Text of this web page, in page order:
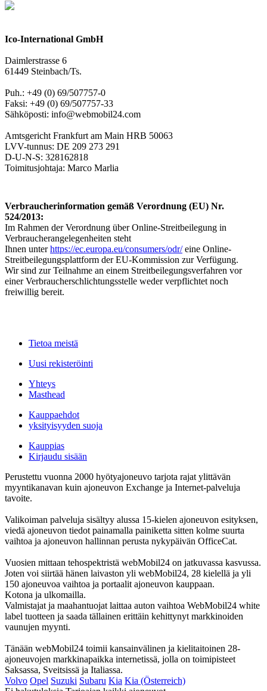
Ico-International GmbH
Daimlerstrasse 6
61449 Steinbach/Ts.
Puh.: +49 (0) 69/507757-0
Faksi: +49 (0) 69/507757-33
Sähköposti: info@webmobil24.com
Amtsgericht Frankfurt am Main HRB 50063
LVV-tunnus: DE 209 273 291
D-U-N-S: 328162818
Toimitusjohtaja: Marco Marlia
Verbraucherinformation gemäß Verordnung (EU) Nr.
524/2013:
Im Rahmen der Verordnung über Online-Streitbeilegung in
Verbraucherangelegenheiten steht
Ihnen unterhttps://ec.europa.eu/consumers/odr/eine Online-
Streitbeilegungsplattform der EU-Kommission zur Verfügung.
Wir sind zur Teilnahme an einem Streitbeilegungsverfahren vor
einer Verbraucherschlichtungsstelle weder verpflichtet noch
freiwillig bereit.
Tietoa meistä
Uusi rekisteröinti
Yhteys
Masthead
Kauppaehdot
yksityisyyden suoja
Kauppias
Kirjaudu sisään
Perustettu vuonna 2000 hyötyajoneuvo tarjota rajat ylittävän
myyntikanavan kuin ajoneuvon Exchange ja Internet-palveluja
tavoite.
Valikoiman palveluja sisältyy alussa 15-kielen ajoneuvon esityksen,
viedä ajoneuvon tiedot painamalla painiketta sitten kolme suurta
vaihtoa ja ajoneuvon hallinnan perusta nykypäivän OfficeCat.
Vuosien mittaan tehospektristä webMobil24 on jatkuvassa kasvussa.
Joten voi siirtää hänen laivaston yli webMobil24, 28 kielellä ja yli
150 ajoneuvoa vaihtoa ja portaalit ajoneuvon kauppaan.
Kotona ja ulkomailla.
Valmistajat ja maahantuojat laittaa auton vaihtoa WebMobil24 white
label tuotteen ja saada tällainen erittäin kehittynyt markkinoiden
vaunujen myynti.
Tänään webMobil24 toimii kansainvälinen ja kielitaitoinen 28-
ajoneuvojen markkinapaikka internetissä, jolla on toimipisteet
Saksassa, Sveitsissä ja Italiassa.
Volvo Opel Suzuki Subaru Kia Kia (Österreich)